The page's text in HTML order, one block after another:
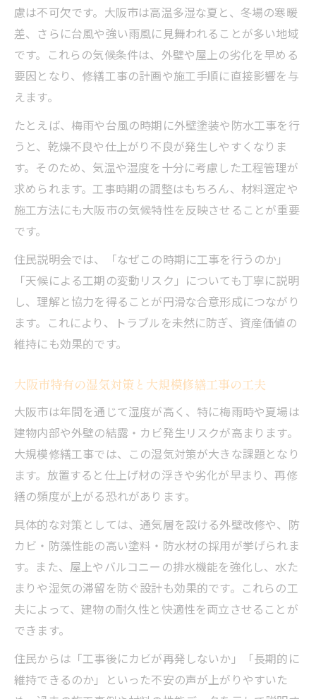
慮は不可欠です。大阪市は高温多湿な夏と、冬場の寒暖
差、さらに台風や強い雨風に見舞われることが多い地域
です。これらの気候条件は、外壁や屋上の劣化を早める
要因となり、修繕工事の計画や施工手順に直接影響を与
えます。
たとえば、梅雨や台風の時期に外壁塗装や防水工事を行
うと、乾燥不良や仕上がり不良が発生しやすくなりま
す。そのため、気温や湿度を十分に考慮した工程管理が
求められます。工事時期の調整はもちろん、材料選定や
施工方法にも大阪市の気候特性を反映させることが重要
です。
住民説明会では、「なぜこの時期に工事を行うのか」
「天候による工期の変動リスク」についても丁寧に説明
し、理解と協力を得ることが円滑な合意形成につながり
ます。これにより、トラブルを未然に防ぎ、資産価値の
維持にも効果的です。
大阪市特有の湿気対策と大規模修繕工事の工夫
大阪市は年間を通じて湿度が高く、特に梅雨時や夏場は
建物内部や外壁の結露・カビ発生リスクが高まります。
大規模修繕工事では、この湿気対策が大きな課題となり
ます。放置すると仕上げ材の浮きや劣化が早まり、再修
繕の頻度が上がる恐れがあります。
具体的な対策としては、通気層を設ける外壁改修や、防
カビ・防藻性能の高い塗料・防水材の採用が挙げられま
す。また、屋上やバルコニーの排水機能を強化し、水た
まりや湿気の滞留を防ぐ設計も効果的です。これらの工
夫によって、建物の耐久性と快適性を両立させることが
できます。
住民からは「工事後にカビが再発しないか」「長期的に
維持できるのか」といった不安の声が上がりやすいた